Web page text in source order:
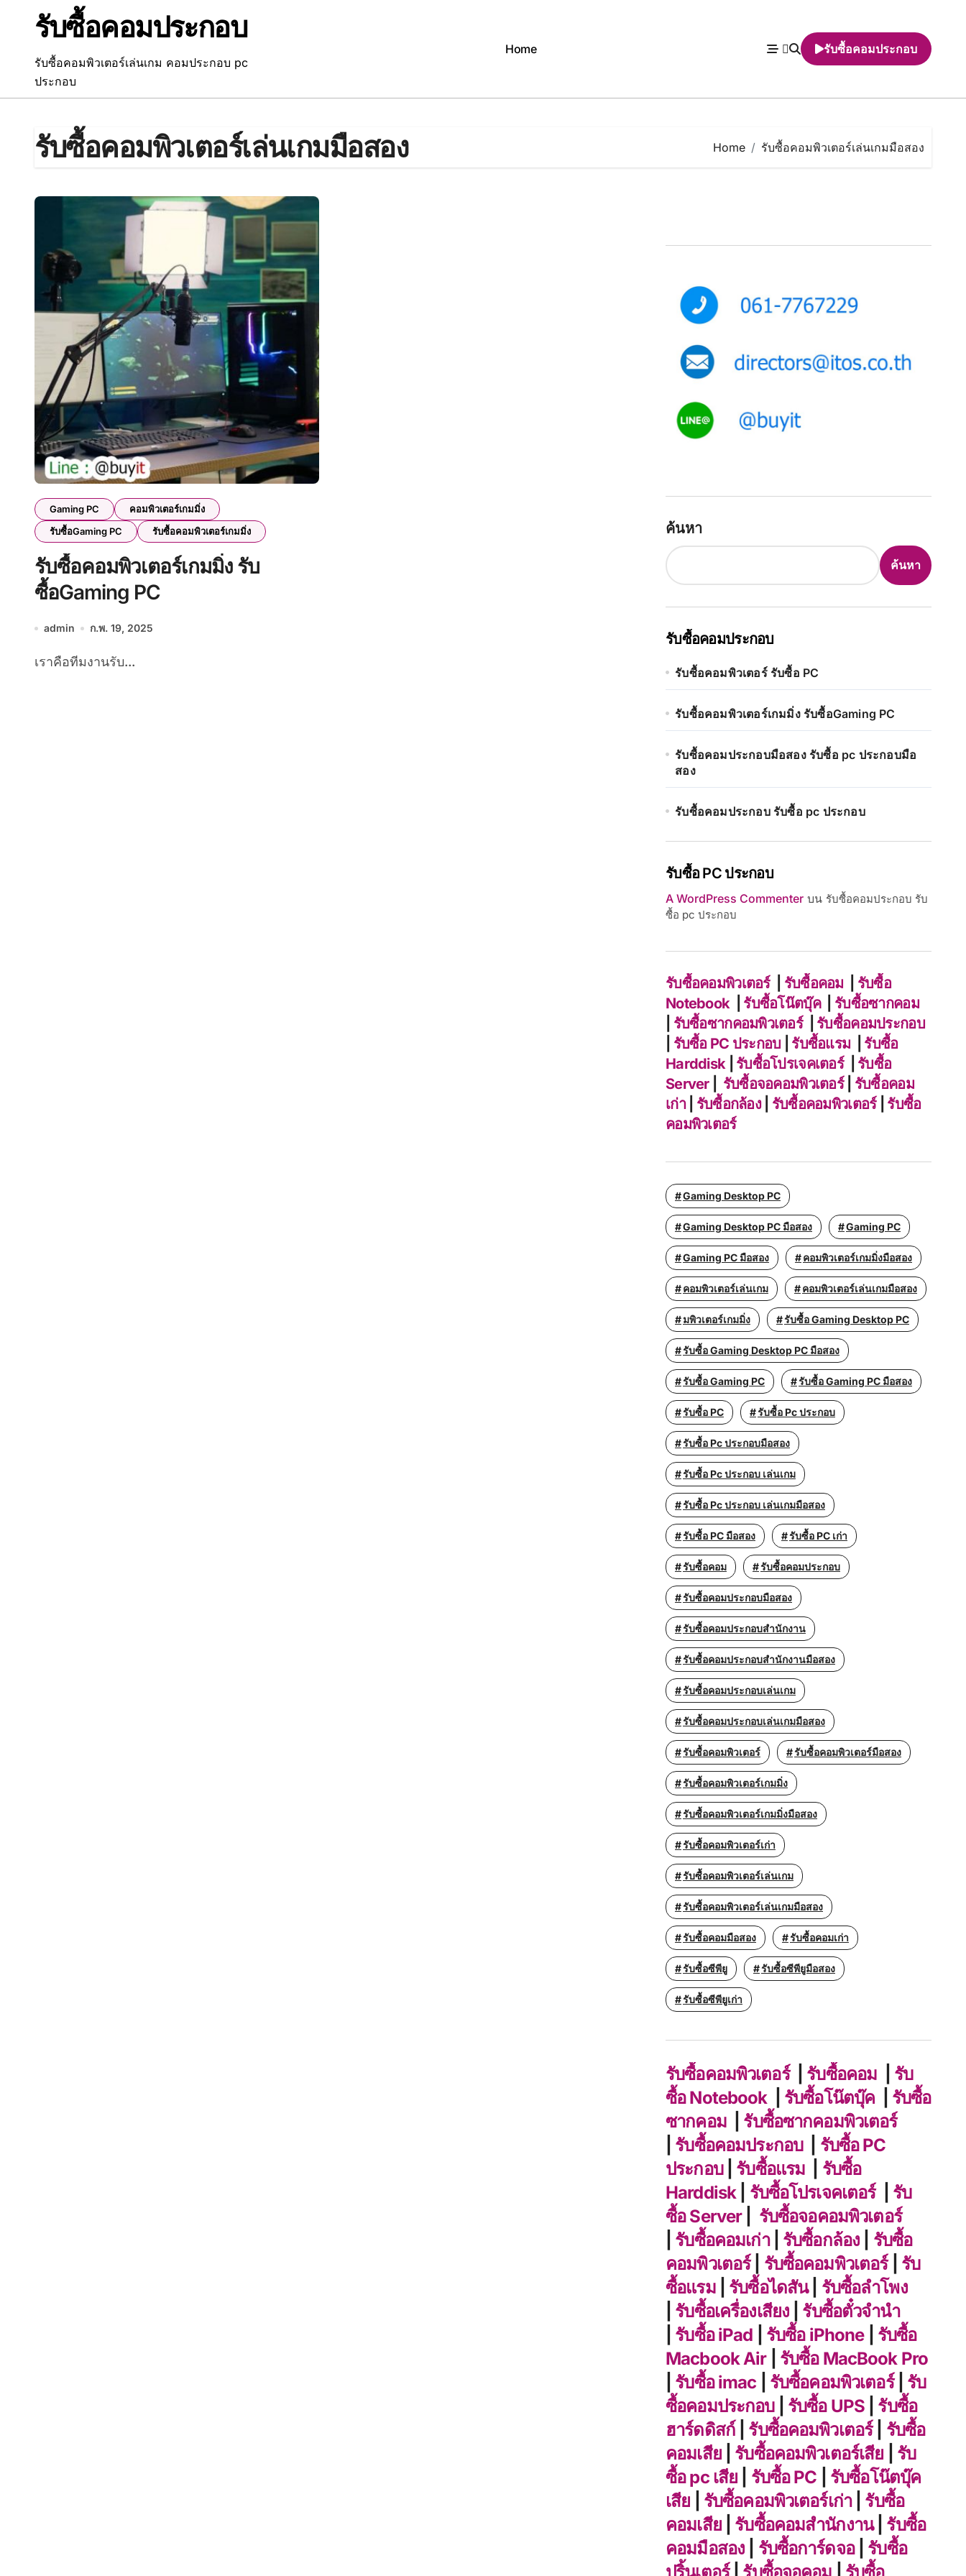
รับซื้อคอมประกอบ
รับซื้อคอมพิวเตอร์เล่นเกม คอมประกอบ pc
ประกอบ
Home รับซื้อคอมประกอบ
รับซื้อคอมพิวเตอร์เล่นเกมมือสอง Home รับซื้อคอมพิวเตอร์เล่นเกมมือสอง
Gaming PC
คอมพิวเตอร์เกมมิ่ง
รับซื้อGaming PC
รับซื้อคอมพิวเตอร์เกมมิ่ง
รับซื้อคอมพิวเตอร์เกมมิ่ง รับ
ซื้อGaming PC
admin ก.พ. 19, 2025
เราคือทีมงานรับ...
ค้นหา
ค้นหา
รับซื้อคอมประกอบ
รับซื้อคอมพิวเตอร์ รับซื้อ PC
รับซื้อคอมพิวเตอร์เกมมิ่ง รับซื้อGaming PC
รับซื้อคอมประกอบมือสอง รับซื้อ pc ประกอบมือ
สอง
รับซื้อคอมประกอบ รับซื้อ pc ประกอบ
รับซื้อ PC ประกอบ
A WordPress Commenter บน รับซื้อคอมประกอบ รับ
ซื้อ pc ประกอบ
รับซื้อคอมพิวเตอร์| รับซื้อคอม
รับซื้อ
Notebook
รับซื้อโน๊ตบุ๊ค
รับซื้อซากคอม
รับซื้อซากคอมพิวเตอร์| รับซื้อคอมประกอบ
รับซื้อ PC ประกอบ รับซื้อแรม
รับซื้อ
Harddisk
รับซื้อโปรเจคเตอร์| รับซื้อ
Server
รับซื้อจอคอมพิวเตอร์
รับซื้อคอม
เก่า
รับซื้อกล้อง| รับซื้อคอมพิวเตอร์| รับซื้อ
คอมพิวเตอร์
Gaming Desktop PC
Gaming Desktop PC มือสอง Gaming PC
Gaming PC มือสอง คอมพิวเตอร์เกมมิ่งมือสอง
คอมพิวเตอร์เล่นเกม คอมพิวเตอร์เล่นเกมมือสอง
มพิวเตอร์เกมมิ่ง รับซื้อ Gaming Desktop PC
รับซื้อ Gaming Desktop PC มือสอง
รับซื้อ Gaming PC รับซื้อ Gaming PC มือสอง
รับซื้อ PC รับซื้อ Pc ประกอบ
รับซื้อ Pc ประกอบมือสอง
รับซื้อ Pc ประกอบ เล่นเกม
รับซื้อ Pc ประกอบ เล่นเกมมือสอง
รับซื้อ PC มือสอง รับซื้อ PC เก่า
รับซื้อคอม รับซื้อคอมประกอบ
รับซื้อคอมประกอบมือสอง
รับซื้อคอมประกอบสำนักงาน
รับซื้อคอมประกอบสำนักงานมือสอง
รับซื้อคอมประกอบเล่นเกม
รับซื้อคอมประกอบเล่นเกมมือสอง
รับซื้อคอมพิวเตอร์ รับซื้อคอมพิวเตอร์มือสอง
รับซื้อคอมพิวเตอร์เกมมิ่ง
รับซื้อคอมพิวเตอร์เกมมิ่งมือสอง
รับซื้อคอมพิวเตอร์เก่า
รับซื้อคอมพิวเตอร์เล่นเกม
รับซื้อคอมพิวเตอร์เล่นเกมมือสอง
รับซื้อคอมมือสอง รับซื้อคอมเก่า
รับซื้อซีพียู รับซื้อซีพียูมือสอง
รับซื้อซีพียูเก่า
รับซื้อคอมพิวเตอร์| รับซื้อคอม
รับ
ซื้อ Notebook| รับซื้อโน๊ตบุ๊ค
รับซื้อ
ซากคอม| รับซื้อซากคอมพิวเตอร์
รับซื้อคอมประกอบ| รับซื้อ PC
ประกอบ| รับซื้อแรม
รับซื้อ
Harddisk
รับซื้อโปรเจคเตอร์| รับ
ซื้อ Server
รับซื้อจอคอมพิวเตอร์
รับซื้อคอมเก่า รับซื้อกล้อง
รับซื้อ
คอมพิวเตอร์| รับซื้อคอมพิวเตอร์| รับ
ซื้อแรม| รับซื้อไดสัน| รับซื้อลำโพง
รับซื้อเครื่องเสียง
รับซื้อตั๋วจำนำ
รับซื้อ iPad รับซื้อ iPhone
รับซื้อ
Macbook Air| รับซื้อ MacBook Pro
รับซื้อ imac รับซื้อคอมพิวเตอร์| รับ
ซื้อคอมประกอบ| รับซื้อ UPS
รับซื้อ
ฮาร์ดดิสก์| รับซื้อคอมพิวเตอร์| รับซื้อ
คอมเสีย| รับซื้อคอมพิวเตอร์เสีย
รับ
ซื้อ pc เสีย
รับซื้อ PC
รับซื้อโน๊ตบุ๊ค
เสีย
รับซื้อคอมพิวเตอร์เก่า
รับซื้อ
คอมเสีย
รับซื้อคอมสำนักงาน รับซื้อ
คอมมือสอง
รับซื้อการ์ดจอ| รับซื้อ